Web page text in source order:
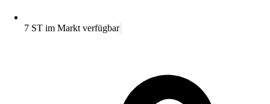
7 ST im Markt verfügbar